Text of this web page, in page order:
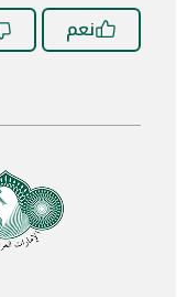
نعم